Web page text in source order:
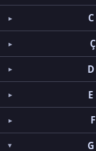
C
Ç
D
E
F
G